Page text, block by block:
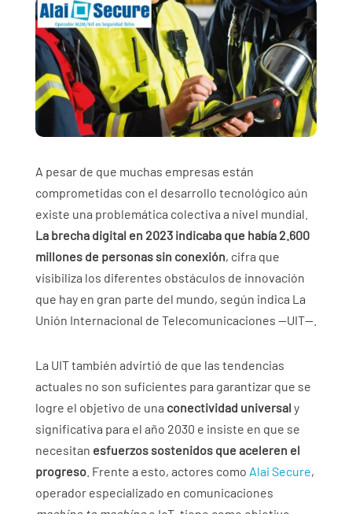
A pesar de que muchas empresas están
comprometidas con el desarrollo tecnológico aún
existe una problemática colectiva a nivel mundial.
La brecha digital en 2023 indicaba que había 2.600
millones de personas sin conexión, cifra que
visibiliza los diferentes obstáculos de innovación
que hay en gran parte del mundo, según indica La
Unión Internacional de Telecomunicaciones —UIT—.
La UIT también advirtió de que las tendencias
actuales no son suficientes para garantizar que se
logre el objetivo de una conectividad universal y
significativa para el año 2030 e insiste en que se
necesitan esfuerzos sostenidos que aceleren el
progreso. Frente a esto, actores como Alai Secure,
operador especializado en comunicaciones